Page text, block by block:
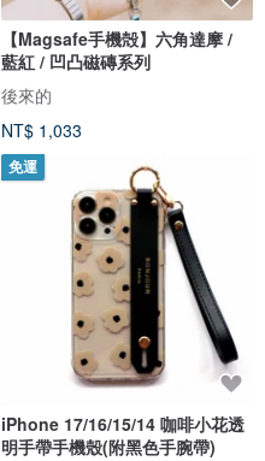
【Magsafe手機殻】六角達摩 /
藍紅 / 凹凸磁磚系列
後來的
NT$ 1,033
免運
iPhone 17/16/15/14 咖啡小花透
明手帶手機殼(附黑色手腕帶)